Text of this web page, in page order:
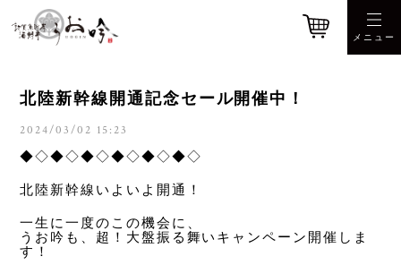
北陸新幹線開通記念セール開催中！
2024/03/02 15:23
◆◇◆◇◆◇◆◇◆◇◆◇
北陸新幹線いよいよ開通！
一生に一度のこの機会に、
うお吟も、超！大盤振る舞いキャンペーン開催しま
す！